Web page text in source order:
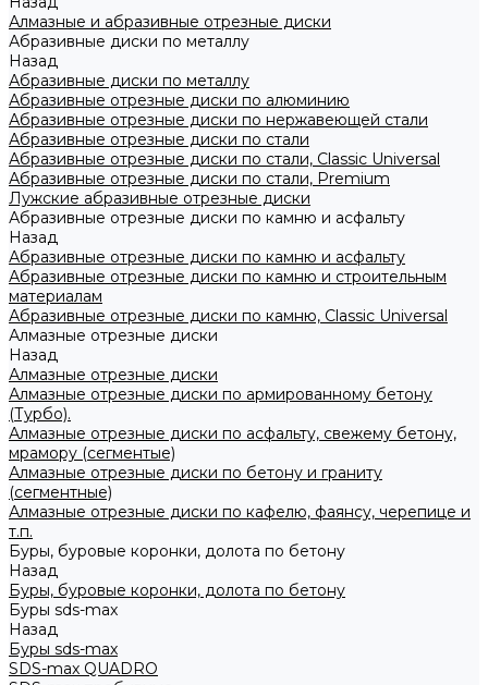
Алмазные и абразивные отрезные диски
Абразивные диски по металлу
Назад
Абразивные диски по металлу
Абразивные отрезные диски по алюминию
Абразивные отрезные диски по нержавеющей стали
Абразивные отрезные диски по стали
Абразивные отрезные диски по стали, Classic Universal
Абразивные отрезные диски по стали, Premium
Лужские абразивные отрезные диски
Абразивные отрезные диски по камню и асфальту
Назад
Абразивные отрезные диски по камню и асфальту
Абразивные отрезные диски по камню и строительным
материалам
Абразивные отрезные диски по камню, Classic Universal
Алмазные отрезные диски
Назад
Алмазные отрезные диски
Алмазные отрезные диски по армированному бетону
(Турбо).
Алмазные отрезные диски по асфальту, свежему бетону,
мрамору (сегментые)
Алмазные отрезные диски по бетону и граниту
(сегментные)
Алмазные отрезные диски по кафелю, фаянсу, черепице и
т.п.
Буры, буровые коронки, долота по бетону
Назад
Буры, буровые коронки, долота по бетону
Буры sds-max
Назад
Буры sds-max
SDS-max QUADRO